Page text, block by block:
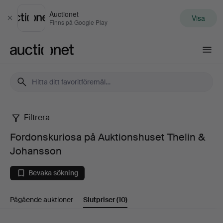
Stäng
Auctionet
Finns på Google Play Visa
Fordonskuriosa
på
Auktionshuset
Thelin
Filtrera
Fordonskuriosa på Auktionshuset Thelin &
Johansson
Bevaka sökning
Pågående auktioner Slutpriser(10)